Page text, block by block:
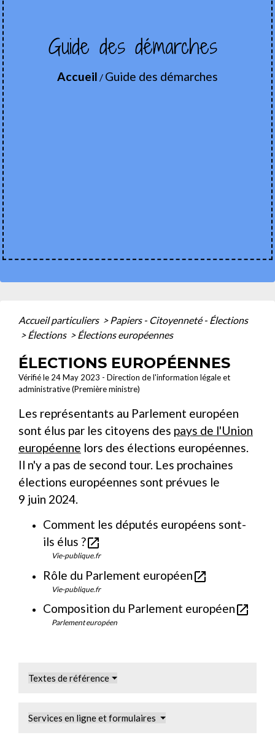
Guide des démarches
Accueil / Guide des démarches
Accueil particuliers > Papiers - Citoyenneté - Élections
> Élections > Élections européennes
ÉLECTIONS EUROPÉENNES
Vérifié le 24 May 2023 - Direction de l'information légale et
administrative (Première ministre)
Les représentants au Parlement européen
sont élus par les citoyens des pays de l'Union
européenne lors des élections européennes.
Il n'y a pas de second tour. Les prochaines
élections européennes sont prévues le
9 juin 2024.
Comment les députés européens sont-
ils élus ?open_in_new
Vie-publique.fr
Rôle du Parlement européenopen_in_new
Vie-publique.fr
Composition du Parlement européenopen_in_new
Parlement européen
Textes de référence
Services en ligne et formulaires